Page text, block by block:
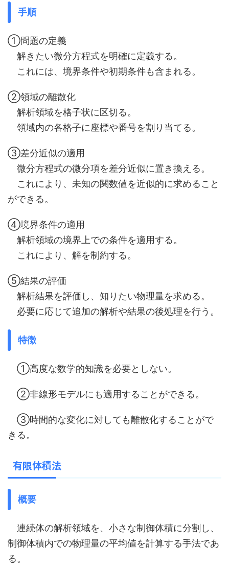
手順
①問題の定義
解きたい微分方程式を明確に定義する。
これには、境界条件や初期条件も含まれる。
②領域の離散化
解析領域を格子状に区切る。
領域内の各格子に座標や番号を割り当てる。
③差分近似の適用
微分方程式の微分項を差分近似に置き換える。
これにより、未知の関数値を近似的に求めること
ができる。
④境界条件の適用
解析領域の境界上での条件を適用する。
これにより、解を制約する。
⑤結果の評価
解析結果を評価し、知りたい物理量を求める。
必要に応じて追加の解析や結果の後処理を行う。
特徴
①高度な数学的知識を必要としない。
②非線形モデルにも適用することができる。
③時間的な変化に対しても離散化することがで
きる。
有限体積法
概要
連続体の解析領域を、小さな制御体積に分割し、
制御体積内での物理量の平均値を計算する手法であ
る。